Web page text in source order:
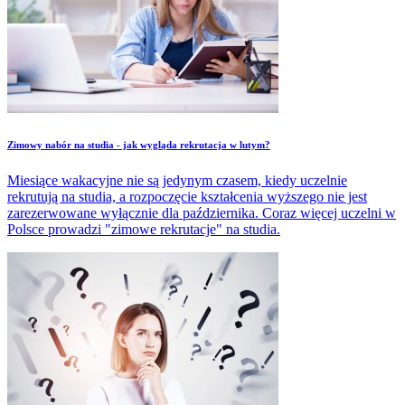
Zimowy nabór na studia - jak wygląda rekrutacja w lutym?
Miesiące wakacyjne nie są jedynym czasem, kiedy uczelnie
rekrutują na studia, a rozpoczęcie kształcenia wyższego nie jest
zarezerwowane wyłącznie dla października. Coraz więcej uczelni w
Polsce prowadzi "zimowe rekrutacje" na studia.